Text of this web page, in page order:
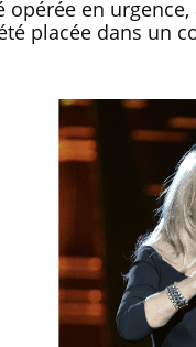
opérée en
placée dans un